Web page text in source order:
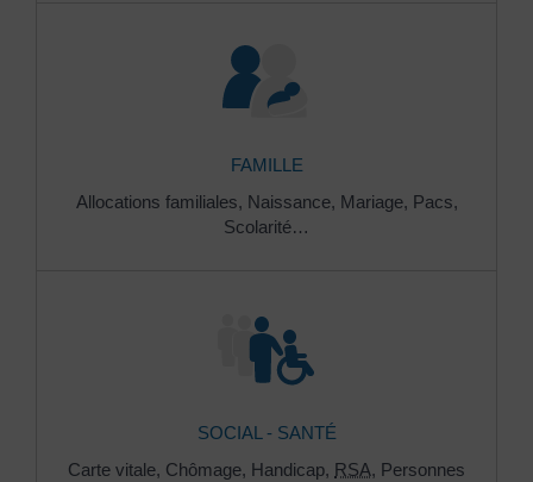
FAMILLE
Allocations familiales, Naissance, Mariage, Pacs,
Scolarité…
SOCIAL - SANTÉ
Carte vitale, Chômage, Handicap, RSA, Personnes